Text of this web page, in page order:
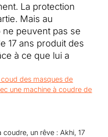
La protection
Mais au
peuvent pas se
17 ans produit des
à ce que lui a
un rêve : Akhi, 17